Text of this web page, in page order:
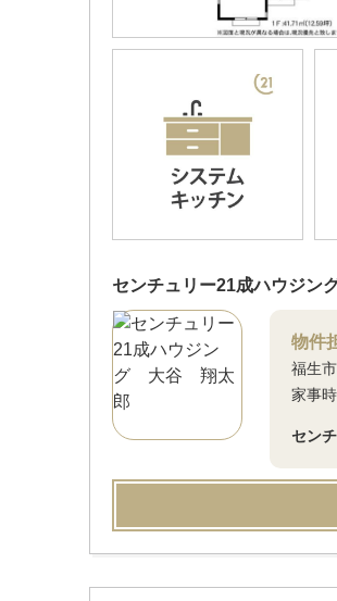
センチュリー21成ハウジン
物件
福生
家事
セン